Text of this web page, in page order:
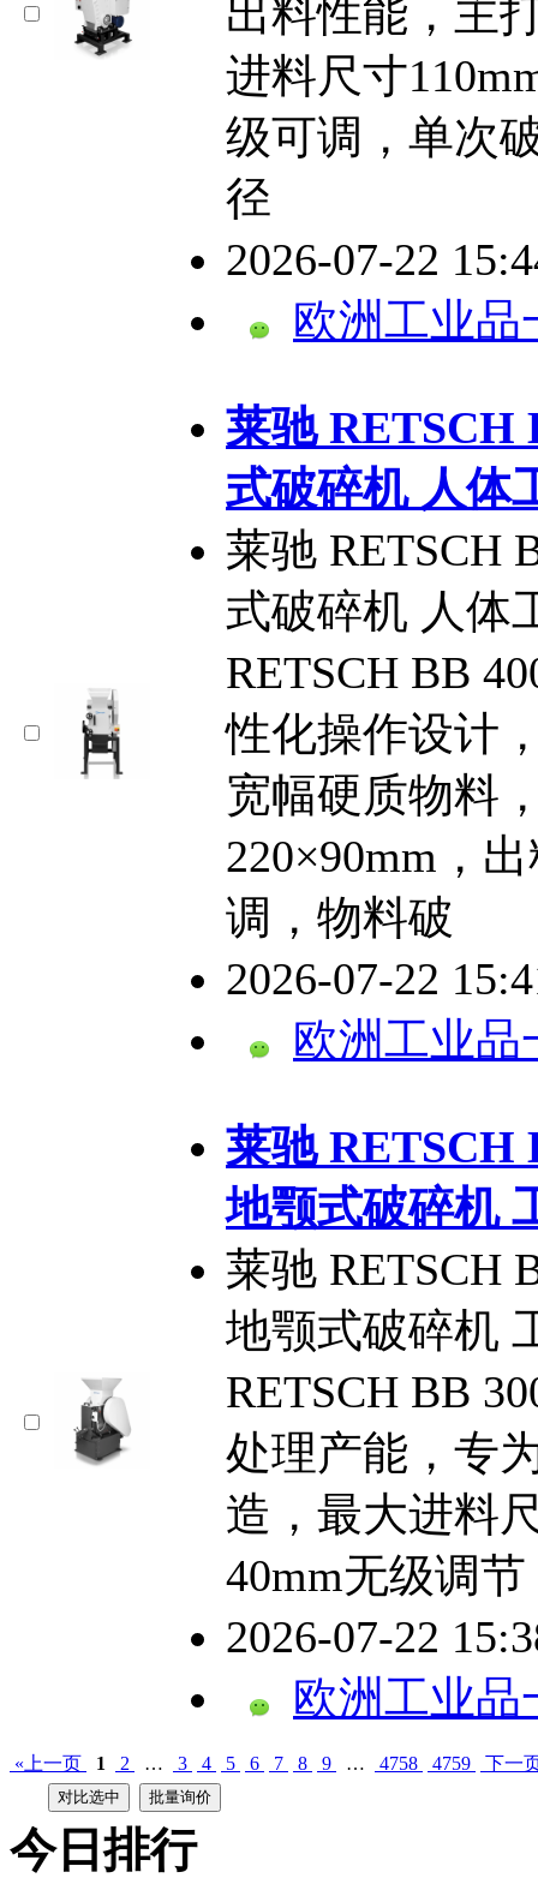
出料性能，主
进料尺寸
级可调，单次
径
2026-07-22
欧洲工业品
莱驰 RETSCH
式破碎机 人体
莱驰 RETSCH
式破碎机 人体
RETSCH BB
性化操作设计
宽幅硬质物料
220×90mm，
调，物料破
2026-07-22
欧洲工业品
莱驰 RETSCH
地颚式破碎机
莱驰 RETSCH
地颚式破碎机
RETSCH BB
处理产能，专
造，最大进料
40mm无级调
2026-07-22
欧洲工业品
«上一页 1 2 … 3 4 5 6 7 8 9 … 4758 4759 下一
今日排行